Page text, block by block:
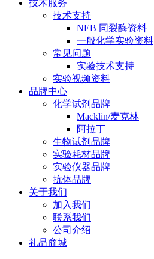
技术服务
技术支持
NEB 同裂酶资料
一般化学实验资料
常见问题
实验技术支持
实验视频资料
品牌中心
化学试剂品牌
Macklin/麦克林
阿拉丁
生物试剂品牌
实验耗材品牌
实验仪器品牌
抗体品牌
关于我们
加入我们
联系我们
公司介绍
礼品商城